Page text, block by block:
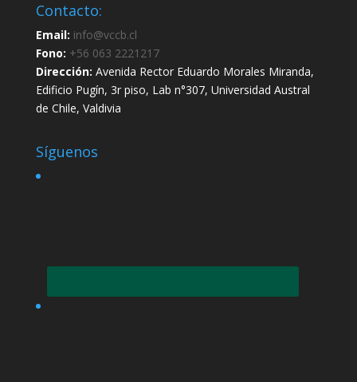
Contacto:
Email: info@vccb.cl
Fono: +56 063 2221217
Dirección: Avenida Rector Eduardo Morales Miranda,
Edificio Pugín, 3r piso, Lab n°307, Universidad Austral
de Chile, Valdivia
Síguenos